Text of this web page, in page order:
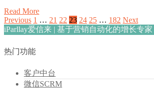
Read More
Previous 1 … 21 22 23 24 25 … 182 Next
iParllay爱信来 | 基于营销自动化的增长专家
热门功能
客户中台
微信SCRM